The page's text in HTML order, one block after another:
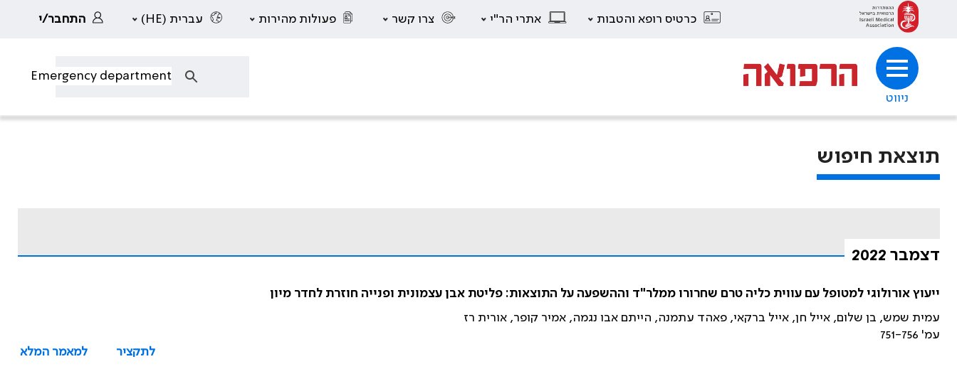
כרטיס רופא והטבות אתרי הר"י צרו קשר פעולות מהירות עברית (HE) התחבר/י
ניווט
תוצאת חיפוש
דצמבר 2022
ייעוץ אורולוגי למטופל עם עווית כליה טרם שחרורו ממלר"ד וההשפעה על התוצאות: פליטת אבן עצמונית ופנייה חוזרת לחדר מיון
עמית שמש, בן שלום, אייל חן, אייל ברקאי, פאהד עתמנה, הייתם אבו נגמה, אמיר קופר, אורית רז
עמ' 751-756
לתקציר
למאמר המלא